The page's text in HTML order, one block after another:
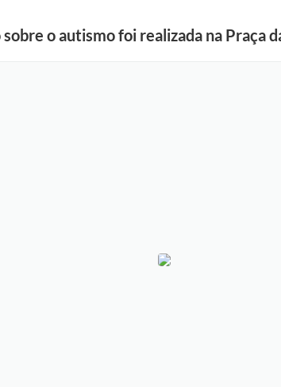
o autismo foi realizada na Praça